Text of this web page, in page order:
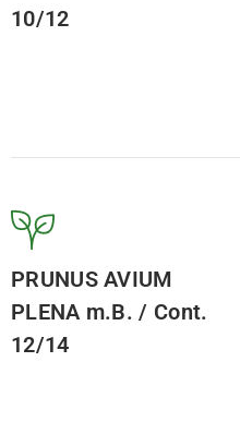
10/12
PRUNUS AVIUM
PLENA m.B. / Cont.
12/14